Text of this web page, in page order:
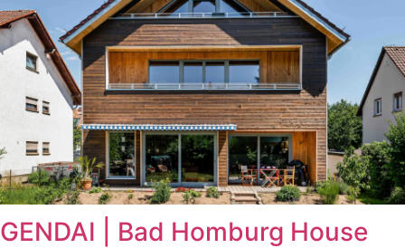
GENDAI | Bad Homburg House